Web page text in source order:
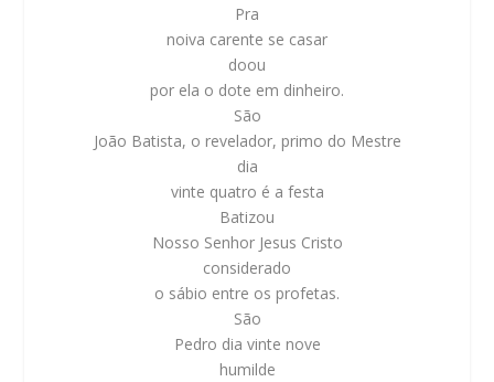
Pra
noiva carente se casar
doou
por ela o dote em dinheiro.
São
João Batista, o revelador, primo do Mestre
dia
vinte quatro é a festa
Batizou
Nosso Senhor Jesus Cristo
considerado
o sábio entre os profetas.
São
Pedro dia vinte nove
humilde